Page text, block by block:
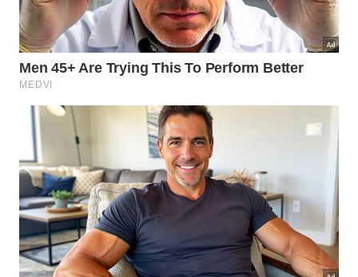
Evitar mergulhos em águas paradas e muito
aquecidas durante o verão é uma das estratégias
mais simples e eficazes para reduzir as chances de
exposição. O uso de
contato com a terra também são práticas
recomendadas por especialistas da área.